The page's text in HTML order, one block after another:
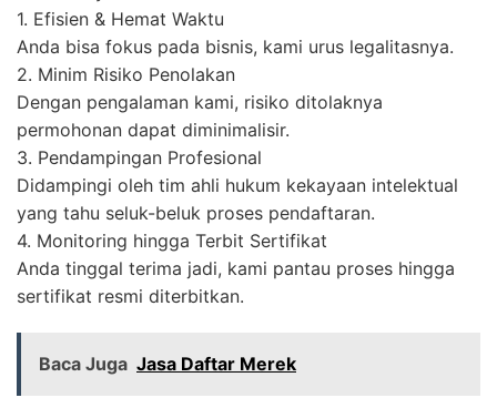
1. Efisien & Hemat Waktu
Anda bisa fokus pada bisnis, kami urus legalitasnya.
2. Minim Risiko Penolakan
Dengan pengalaman kami, risiko ditolaknya
permohonan dapat diminimalisir.
3. Pendampingan Profesional
Didampingi oleh tim ahli hukum kekayaan intelektual
yang tahu seluk-beluk proses pendaftaran.
4. Monitoring hingga Terbit Sertifikat
Anda tinggal terima jadi, kami pantau proses hingga
sertifikat resmi diterbitkan.
Baca Juga Jasa Daftar Merek